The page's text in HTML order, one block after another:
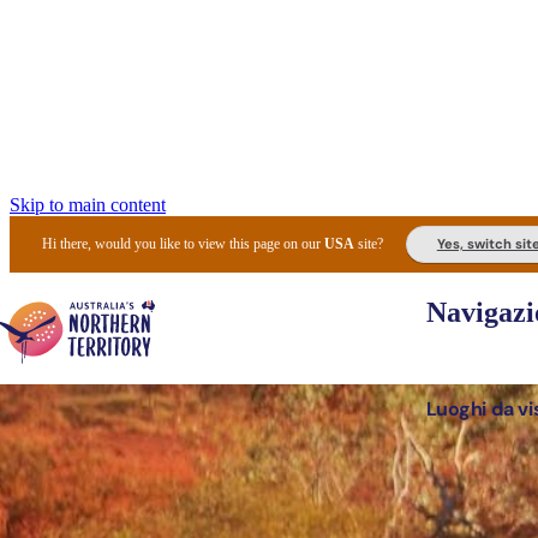
Skip to main content
Hi there, would you like to view this page on ourUSA site? Yes, switch
Luoghi da
I